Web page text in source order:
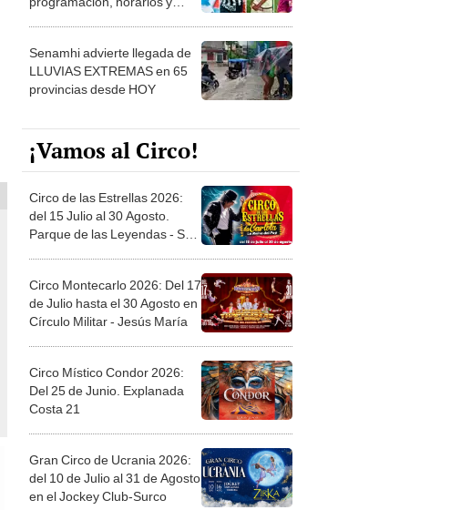
Senamhi advierte llegada de
LLUVIAS EXTREMAS en 65
provincias desde HOY
¡Vamos al Circo!
Circo de las Estrellas 2026:
del 15 Julio al 30 Agosto.
Parque de las Leyendas - San
Miguel
Circo Montecarlo 2026: Del 17
de Julio hasta el 30 Agosto en
Círculo Militar - Jesús María
Circo Místico Condor 2026:
Del 25 de Junio. Explanada
Costa 21
Gran Circo de Ucrania 2026:
del 10 de Julio al 31 de Agosto
en el Jockey Club-Surco